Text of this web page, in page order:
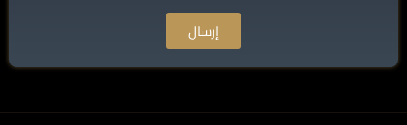
إرسال